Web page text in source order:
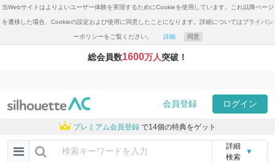
当Webサイトはよりよいユーザー体験を実現するためにCookieを使用しています。これ以降ページ
を遷移した場合、Cookieの設定および使用に同意したことになります。詳細についてはプライバシ
ーポリシーをご覧ください。 詳細 同意
総会員数1600万人突破！
会員登録 ログイン
プレミアム会員登録 で14個の特典をゲット
詳細
検索
▼